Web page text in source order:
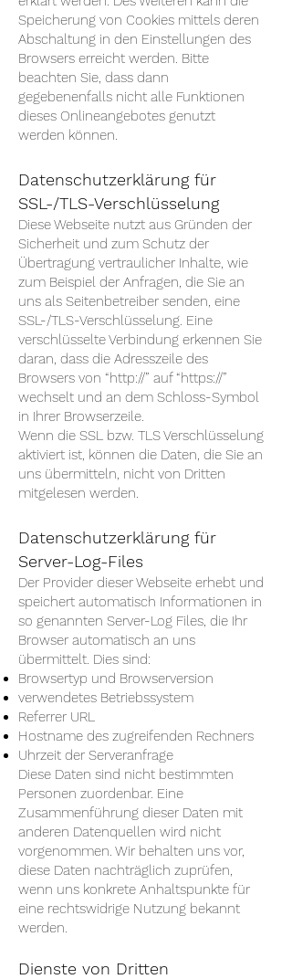
Speicherung von Cookies mittels deren
Abschaltung in den Einstellungen des
Browsers erreicht werden. Bitte
beachten Sie, dass dann
gegebenenfalls nicht alle Funktionen
dieses Onlineangebotes genutzt
werden können.
Datenschutzerklärung für
SSL-/TLS-Verschlüsselung
Diese Webseite nutzt aus Gründen der
Sicherheit und zum Schutz der
Übertragung vertraulicher Inhalte, wie
zum Beispiel der Anfragen, die Sie an
uns als Seitenbetreiber senden, eine
SSL-/TLS-Verschlüsselung. Eine
verschlüsselte Verbindung erkennen Sie
daran, dass die Adresszeile des
Browsers von “http://” auf “https://”
wechselt und an dem Schloss-Symbol
in Ihrer Browserzeile.
Wenn die SSL bzw. TLS Verschlüsselung
aktiviert ist, können die Daten, die Sie an
uns übermitteln, nicht von Dritten
mitgelesen werden.
Datenschutzerklärung für
Server-Log-Files
Der Provider dieser Webseite erhebt und
speichert automatisch Informationen in
so genannten Server-Log Files, die Ihr
Browser automatisch an uns
übermittelt. Dies sind:
Browsertyp und Browserversion
verwendetes Betriebssystem
Referrer URL
Hostname des zugreifenden Rechners
Uhrzeit der Serveranfrage
Diese Daten sind nicht bestimmten
Personen zuordenbar. Eine
Zusammenführung dieser Daten mit
anderen Datenquellen wird nicht
vorgenommen. Wir behalten uns vor,
diese Daten nachträglich zuprüfen,
wenn uns konkrete Anhaltspunkte für
eine rechtswidrige Nutzung bekannt
werden.
Dienste von Dritten